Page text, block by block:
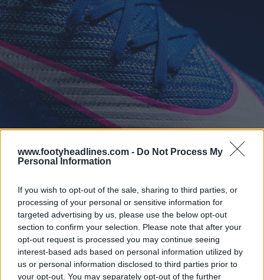
www.footyheadlines.com - Do Not Process My
Personal Information
If you wish to opt-out of the sale, sharing to third parties, or
processing of your personal or sensitive information for
targeted advertising by us, please use the below opt-out
section to confirm your selection. Please note that after your
opt-out request is processed you may continue seeing
interest-based ads based on personal information utilized by
us or personal information disclosed to third parties prior to
your opt-out. You may separately opt-out of the further